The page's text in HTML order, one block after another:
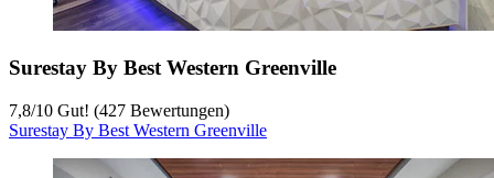
Surestay By Best Western Greenville
7,8/10 Gut! (427 Bewertungen)
Surestay By Best Western Greenville